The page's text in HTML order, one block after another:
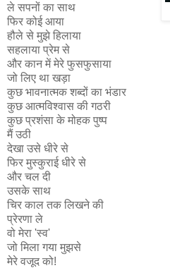
ले सपनों का साथ
फिर कोई आया
हौले से मुझे हिलाया
सहलाया प्रेम से
और कान में मेरे फुसफुसाया
जो लिए था खड़ा
कुछ भावनात्मक शब्दों का भंडार
कुछ आत्मविश्वास की गठरी
कुछ प्रशंसा के मोहक पुष्प
मैं उठी
देखा उसे धीरे से
फिर मुस्कुराई धीरे से
और चल दी
उसके साथ
चिर काल तक लिखने की
प्रेरणा ले
वो मेरा 'स्व'
जो मिला गया मुझसे
मेरे वजूद को!